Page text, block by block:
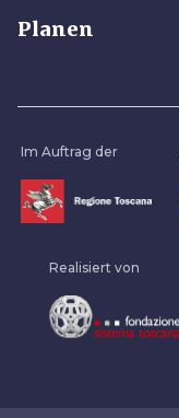
Planen
Im Auftrag der
Realisiert von